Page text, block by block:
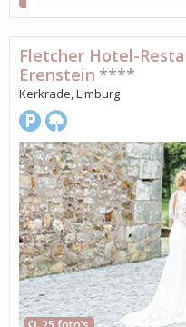
Fletcher Hotel-
Erenstein ****
Kerkrade, Limburg